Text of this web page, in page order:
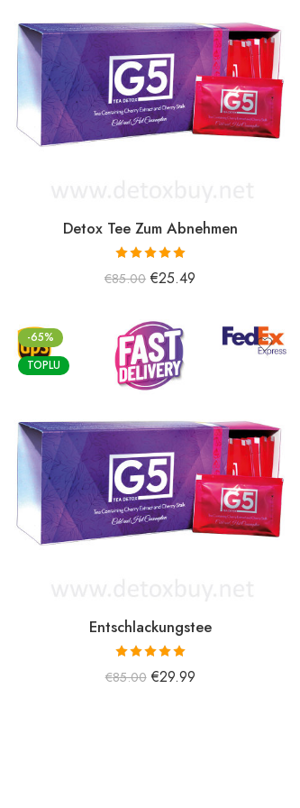
Detox Tee Zum Abnehmen
5 üzerinden
€85.00 €25.49
-65%
TOPLU
Entschlackungstee
5 üzerinden
€85.00 €29.99